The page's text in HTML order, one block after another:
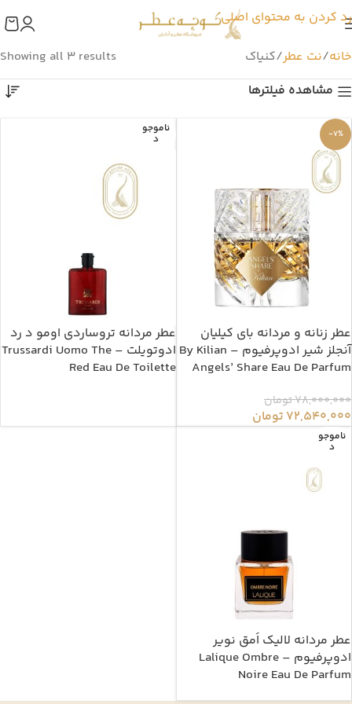
رد کردن به محتوای اصلی
خانه نت عطر کنیاک
Showing all 3 results
مشاهده فیلترها
-7%
عطر زنانه و مردانه بای کیلیان
آنجلز شیر ادوپرفیوم – By Kilian
Angels’ Share Eau De Parfum
78,000,000تومان
72,540,000 تومان
ناموجو
د
عطر مردانه تروساردی اومو د رد
ادوتویلت – Trussardi Uomo The
Red Eau De Toilette
ناموجو
د
عطر مردانه لالیک اُمق نویر
ادوپرفیوم – Lalique Ombre
Noire Eau De Parfum